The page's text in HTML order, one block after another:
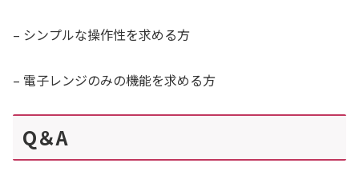
– シンプルな操作性を求める方
– 電子レンジのみの機能を求める方
Q＆A